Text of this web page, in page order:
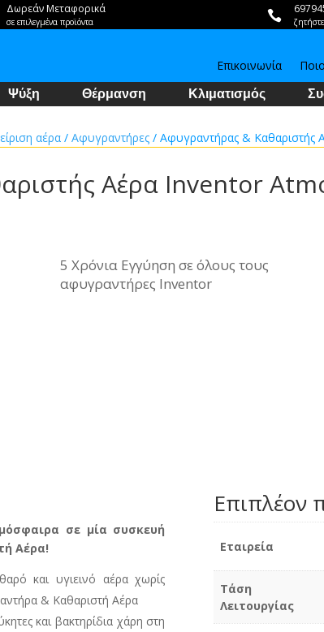
Δωρεάν Μεταφορικά
σε επιλεγμένα προϊόντα 
Επικοινωνία
Ψύξη Θέρμανση Κλιματισμός
αέρα /Αφυγραντήρες / Αφυγραντήρας & Καθαριστής
Αέρα Inventor
5 Χρόνια Εγγύηση σε όλους τους
αφυγραντήρες Inventor
σε μία συσκευή
Αέρα!
και υγιεινό αέρα χωρίς
& Καθαριστή Αέρα
και βακτηρίδια χάρη στη
Επιπλέον
Εταιρεία
Τάση
Λειτουργίας